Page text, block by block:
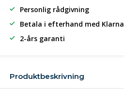
Personlig rådgivning
Betala i efterhand med Klarna
2-års garanti
Produktbeskrivning